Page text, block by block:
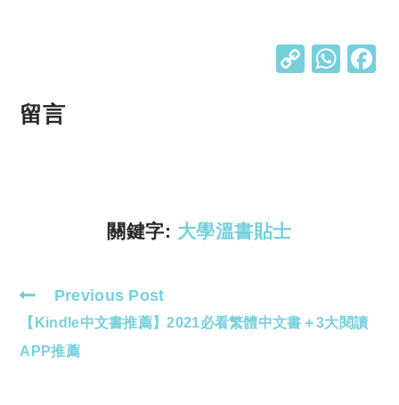
C W
留言
關鍵字: 大學溫書貼士
Read
more
articles
Previous Post
【Kindle中文書推薦】2021必看繁體中文書＋3大閱讀
APP推薦